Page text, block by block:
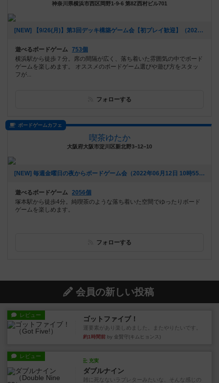
神奈川県横浜市西区岡野1-9-6 第8Z西村ビル701
[NEW] 【9/26(月)】第3回デッキ構築ゲーム会【初プレイ歓迎】（2022年09月11日 20時39分）
遊べるボードゲーム 753個
横浜駅から徒歩７分。席の間隔が広く、落ち着いた雰囲気の中でボード
ゲームを楽しめます。 オススメのボードゲーム選びや遊び方をスタッ
フが...
フォローする
ボードゲームカフェ
喫茶ゆたか
大阪府大阪市淀川区新北野3−12−10
[NEW] 毎週金曜日の夜からボードゲーム会（2022年06月12日 10時55分）
遊べるボードゲーム 2056個
塚本駅から徒歩4分。純喫茶のような落ち着いた空間でゆったりボード
ゲームを楽しめます。
フォローする
会員の新しい投稿
レビュー ゴットファイブ！
運要素があり楽しめました。またやりたいです。
約1時間前 by 金賢守(キムヒョンス)
レビュー
充実
ダブルナイン
雑に死なないラブレターみたいな、そんな感じの